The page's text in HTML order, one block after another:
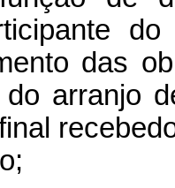
das
do arranjo